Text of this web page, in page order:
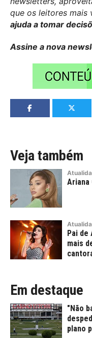
que os leitores mais
ajuda a tomar
Assine a nova
Veja também
Ariana
Pai de
mais
Em destaque
"Não
plano